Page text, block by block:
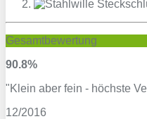
Gesamtbewertung
90.8%
"Klein aber fein - höchste
12/2016